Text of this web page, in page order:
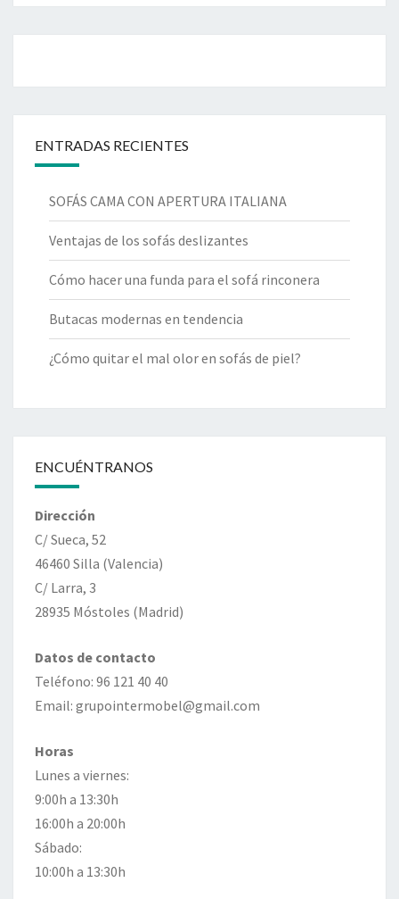
ENTRADAS RECIENTES
SOFÁS CAMA CON APERTURA ITALIANA
Ventajas de los sofás deslizantes
Cómo hacer una funda para el sofá rinconera
Butacas modernas en tendencia
¿Cómo quitar el mal olor en sofás de piel?
ENCUÉNTRANOS
Dirección
C/ Sueca, 52
46460 Silla (Valencia)
C/ Larra, 3
28935 Móstoles (Madrid)
Datos de contacto
Teléfono: 96 121 40 40
Email: grupointermobel@gmail.com
Horas
Lunes a viernes:
9:00h a 13:30h
16:00h a 20:00h
Sábado:
10:00h a 13:30h